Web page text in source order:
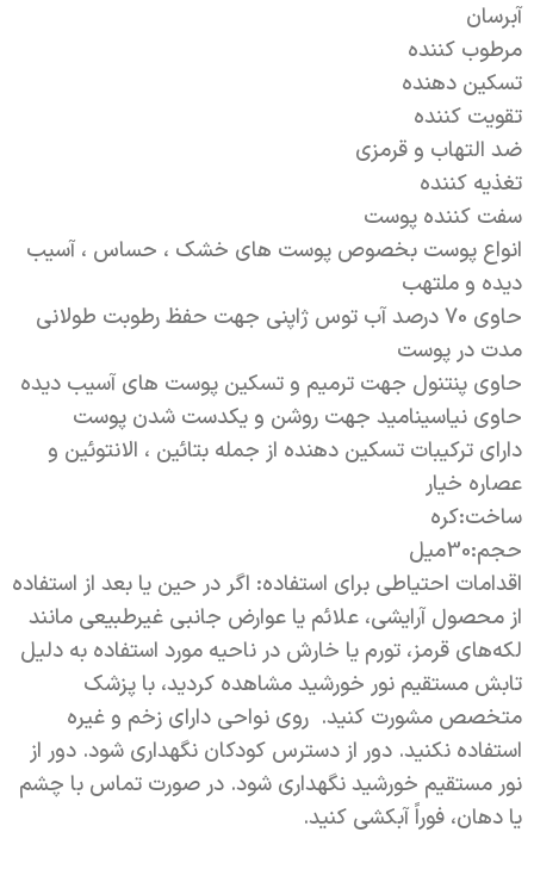
آبرسان
مرطوب کننده
تسکین دهنده
تقویت کننده
ضد التهاب و قرمزی
تغذیه کننده
سفت کننده پوست
انواع پوست بخصوص پوست های خشک ، حساس ، آسیب
دیده و ملتهب
حاوی 70 درصد آب توس ژاپنی جهت حفظ رطوبت طولانی
مدت در پوست
حاوی پنتنول جهت ترمیم و تسکین پوست های آسیب دیده
حاوی نیاسینامید جهت روشن و یکدست شدن پوست
دارای ترکیبات تسکین دهنده از جمله بتائین ، الانتوئین و
عصاره خیار
ساخت:کره
حجم:30میل
اقدامات احتیاطی برای استفاده: اگر در حین یا بعد از استفاده
از محصول آرایشی، علائم یا عوارض جانبی غیرطبیعی مانند
لکه‌های قرمز، تورم یا خارش در ناحیه مورد استفاده به دلیل
تابش مستقیم نور خورشید مشاهده کردید، با پزشک
متخصص مشورت کنید. روی نواحی دارای زخم و غیره
استفاده نکنید. دور از دسترس کودکان نگهداری شود. دور از
نور مستقیم خورشید نگهداری شود. در صورت تماس با چشم
یا دهان، فوراً آبکشی کنید.